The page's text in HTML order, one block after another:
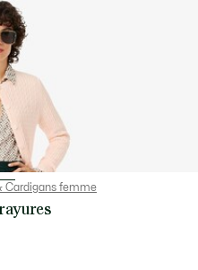
Cardigans femme